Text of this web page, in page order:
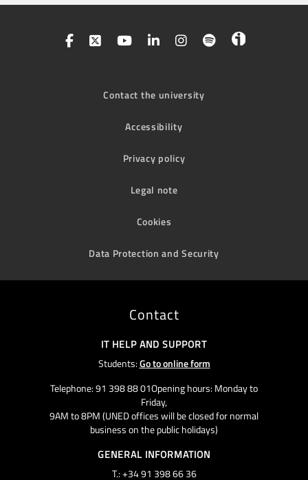
Contact the university
Accessibility
Privacy policy
Legal note
Cookies
Data Protection and Security
Contact
IT HELP AND SUPPORT
Students:Go to online form
Telephone: 91 398 88 01Opening hours: Monday to
Friday,
9AM to 8PM (UNED offices will be closed for normal
business on the public holidays)
GENERAL INFORMATION
T.: +34 91 398 66 36